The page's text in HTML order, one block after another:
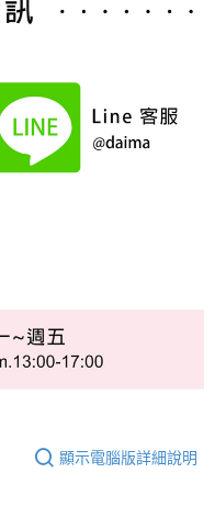
顯示電腦版詳細說明